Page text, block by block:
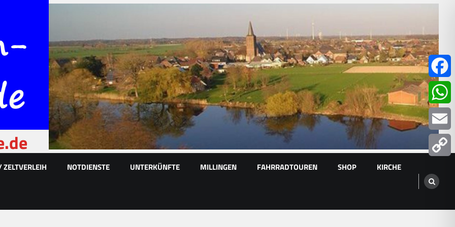
NOTDIENSTE UNTERKÜNFTE MILLINGEN FAHRRADTOUREN SHOP KIRCHE
Email
Link